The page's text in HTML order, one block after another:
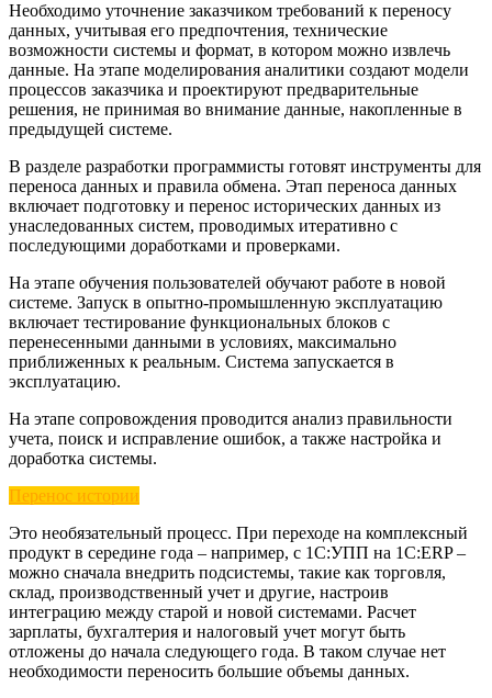
Необходимо уточнение заказчиком требований к переносу
данных, учитывая его предпочтения, технические
возможности системы и формат, в котором можно извлечь
данные. На этапе моделирования аналитики создают модели
процессов заказчика и проектируют предварительные
решения, не принимая во внимание данные, накопленные в
предыдущей системе.
В разделе разработки программисты готовят инструменты для
переноса данных и правила обмена. Этап переноса данных
включает подготовку и перенос исторических данных из
унаследованных систем, проводимых итеративно с
последующими доработками и проверками.
На этапе обучения пользователей обучают работе в новой
системе. Запуск в опытно-промышленную эксплуатацию
включает тестирование функциональных блоков с
перенесенными данными в условиях, максимально
приближенных к реальным. Система запускается в
эксплуатацию.
На этапе сопровождения проводится анализ правильности
учета, поиск и исправление ошибок, а также настройка и
доработка системы.
Перенос истории
Это необязательный процесс. При переходе на комплексный
продукт в середине года – например, с 1С:УПП на 1С:ERP –
можно сначала внедрить подсистемы, такие как торговля,
склад, производственный учет и другие, настроив
интеграцию между старой и новой системами. Расчет
зарплаты, бухгалтерия и налоговый учет могут быть
отложены до начала следующего года. В таком случае нет
необходимости переносить большие объемы данных.